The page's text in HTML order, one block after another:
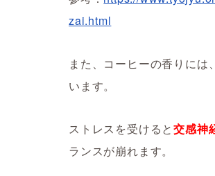
zai.html
また、コーヒーの香りには、
います。
ストレスを受けると交感神
ランスが崩れます。